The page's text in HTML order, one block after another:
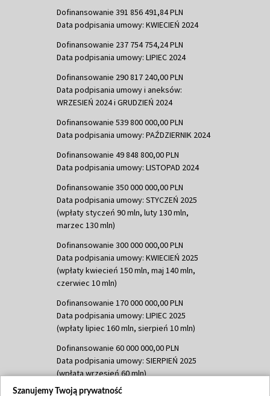
Dofinansowanie 391 856 491,84 PLN
Data podpisania umowy: KWIECIEŃ 2024
Dofinansowanie 237 754 754,24 PLN
Data podpisania umowy: LIPIEC 2024
Dofinansowanie 290 817 240,00 PLN
Data podpisania umowy i aneksów:
WRZESIEŃ 2024 i GRUDZIEŃ 2024
Dofinansowanie 539 800 000,00 PLN
Data podpisania umowy: PAŹDZIERNIK 2024
Dofinansowanie 49 848 800,00 PLN
Data podpisania umowy: LISTOPAD 2024
Dofinansowanie 350 000 000,00 PLN
Data podpisania umowy: STYCZEŃ 2025
(wpłaty styczeń 90 mln, luty 130 mln,
marzec 130 mln)
Dofinansowanie 300 000 000,00 PLN
Data podpisania umowy: KWIECIEŃ 2025
(wpłaty kwiecień 150 mln, maj 140 mln,
czerwiec 10 mln)
Dofinansowanie 170 000 000,00 PLN
Data podpisania umowy: LIPIEC 2025
(wpłaty lipiec 160 mln, sierpień 10 mln)
Dofinansowanie 60 000 000,00 PLN
Data podpisania umowy: SIERPIEŃ 2025
(wpłata wrzesień 60 mln)
Dofinansowanie 635 783 051,21 PLN
Szanujemy Twoją prywatność